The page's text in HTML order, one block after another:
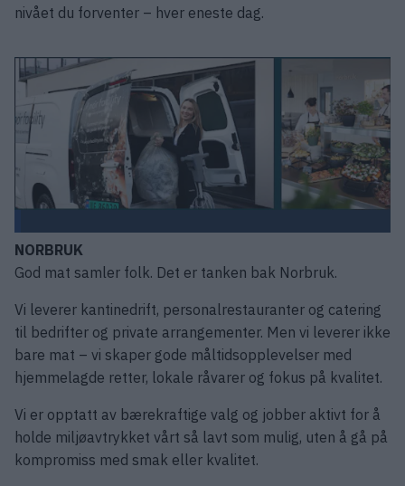
nivået du forventer – hver eneste dag.
NORBRUK
God mat samler folk. Det er tanken bak Norbruk.
Vi leverer kantinedrift, personalrestauranter og catering
til bedrifter og private arrangementer. Men vi leverer ikke
bare mat – vi skaper gode måltidsopplevelser med
hjemmelagde retter, lokale råvarer og fokus på kvalitet.
Vi er opptatt av bærekraftige valg og jobber aktivt for å
holde miljøavtrykket vårt så lavt som mulig, uten å gå på
kompromiss med smak eller kvalitet.